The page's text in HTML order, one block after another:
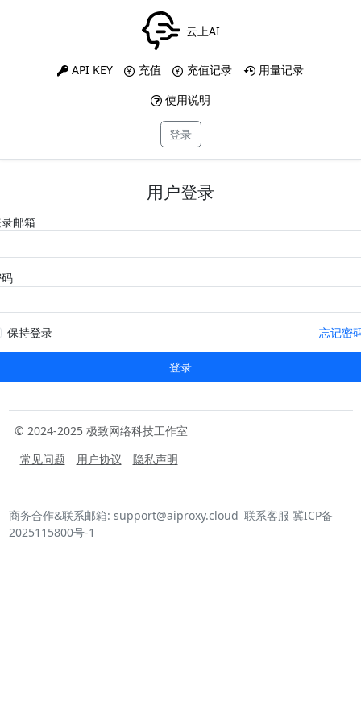
云上AI
API KEY 充值 充值记录
用量记录
使用说明
登录
用户登录
邮箱
保持登录 忘记密
登录
© 2024-2025 极致网络科技工作室
常见问题
用户协议 隐私声明
商务合作&联系邮箱: support@aiproxy.cloud 联系客服 冀ICP备
2025115800号-1